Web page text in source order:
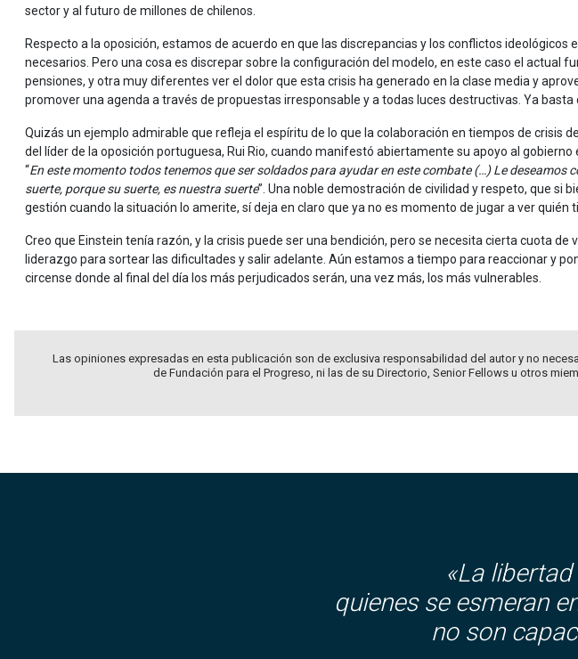
sector y al futuro de millones de chilenos.
Respecto a la oposición, estamos de acuerdo en que las discrepancias y los conflictos ideológicos
necesarios. Pero una cosa es discrepar sobre la configuración del modelo, en este caso el actual
pensiones, y otra muy diferentes ver el dolor que esta crisis ha generado en la clase media y
promover una agenda a través de propuestas irresponsable y a todas luces destructivas. Ya basta
Quizás un ejemplo admirable que refleja el espíritu de lo que la colaboración en tiempos de crisis
del líder de la oposición portuguesa, Rui Rio, cuando manifestó abiertamente su apoyo al gobierno
“En este momento todos tenemos que ser soldados para ayudar en este combate (…) Le deseamos
suerte, porque su suerte, es nuestra suerte”. Una noble demostración de civilidad y respeto, que si
gestión cuando la situación lo amerite, sí deja en claro que ya no es momento de jugar a ver quién
Creo que Einstein tenía razón, y la crisis puede ser una bendición, pero se necesita cierta cuota de
liderazgo para sortear las dificultades y salir adelante. Aún estamos a tiempo para reaccionar y
circense donde al final del día los más perjudicados serán, una vez más, los más vulnerables.
Las opiniones expresadas en esta publicación son de exclusiva responsabilidad del autor y no
de Fundación para el Progreso, ni las de su Directorio, Senior Fellows u otros
«La
quienes se esmeran
no son